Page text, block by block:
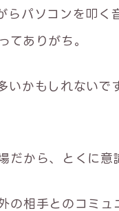
らパソコンを叩
てありがち。
いかもしれないで
だから、とくに意
の相手とのコミュ